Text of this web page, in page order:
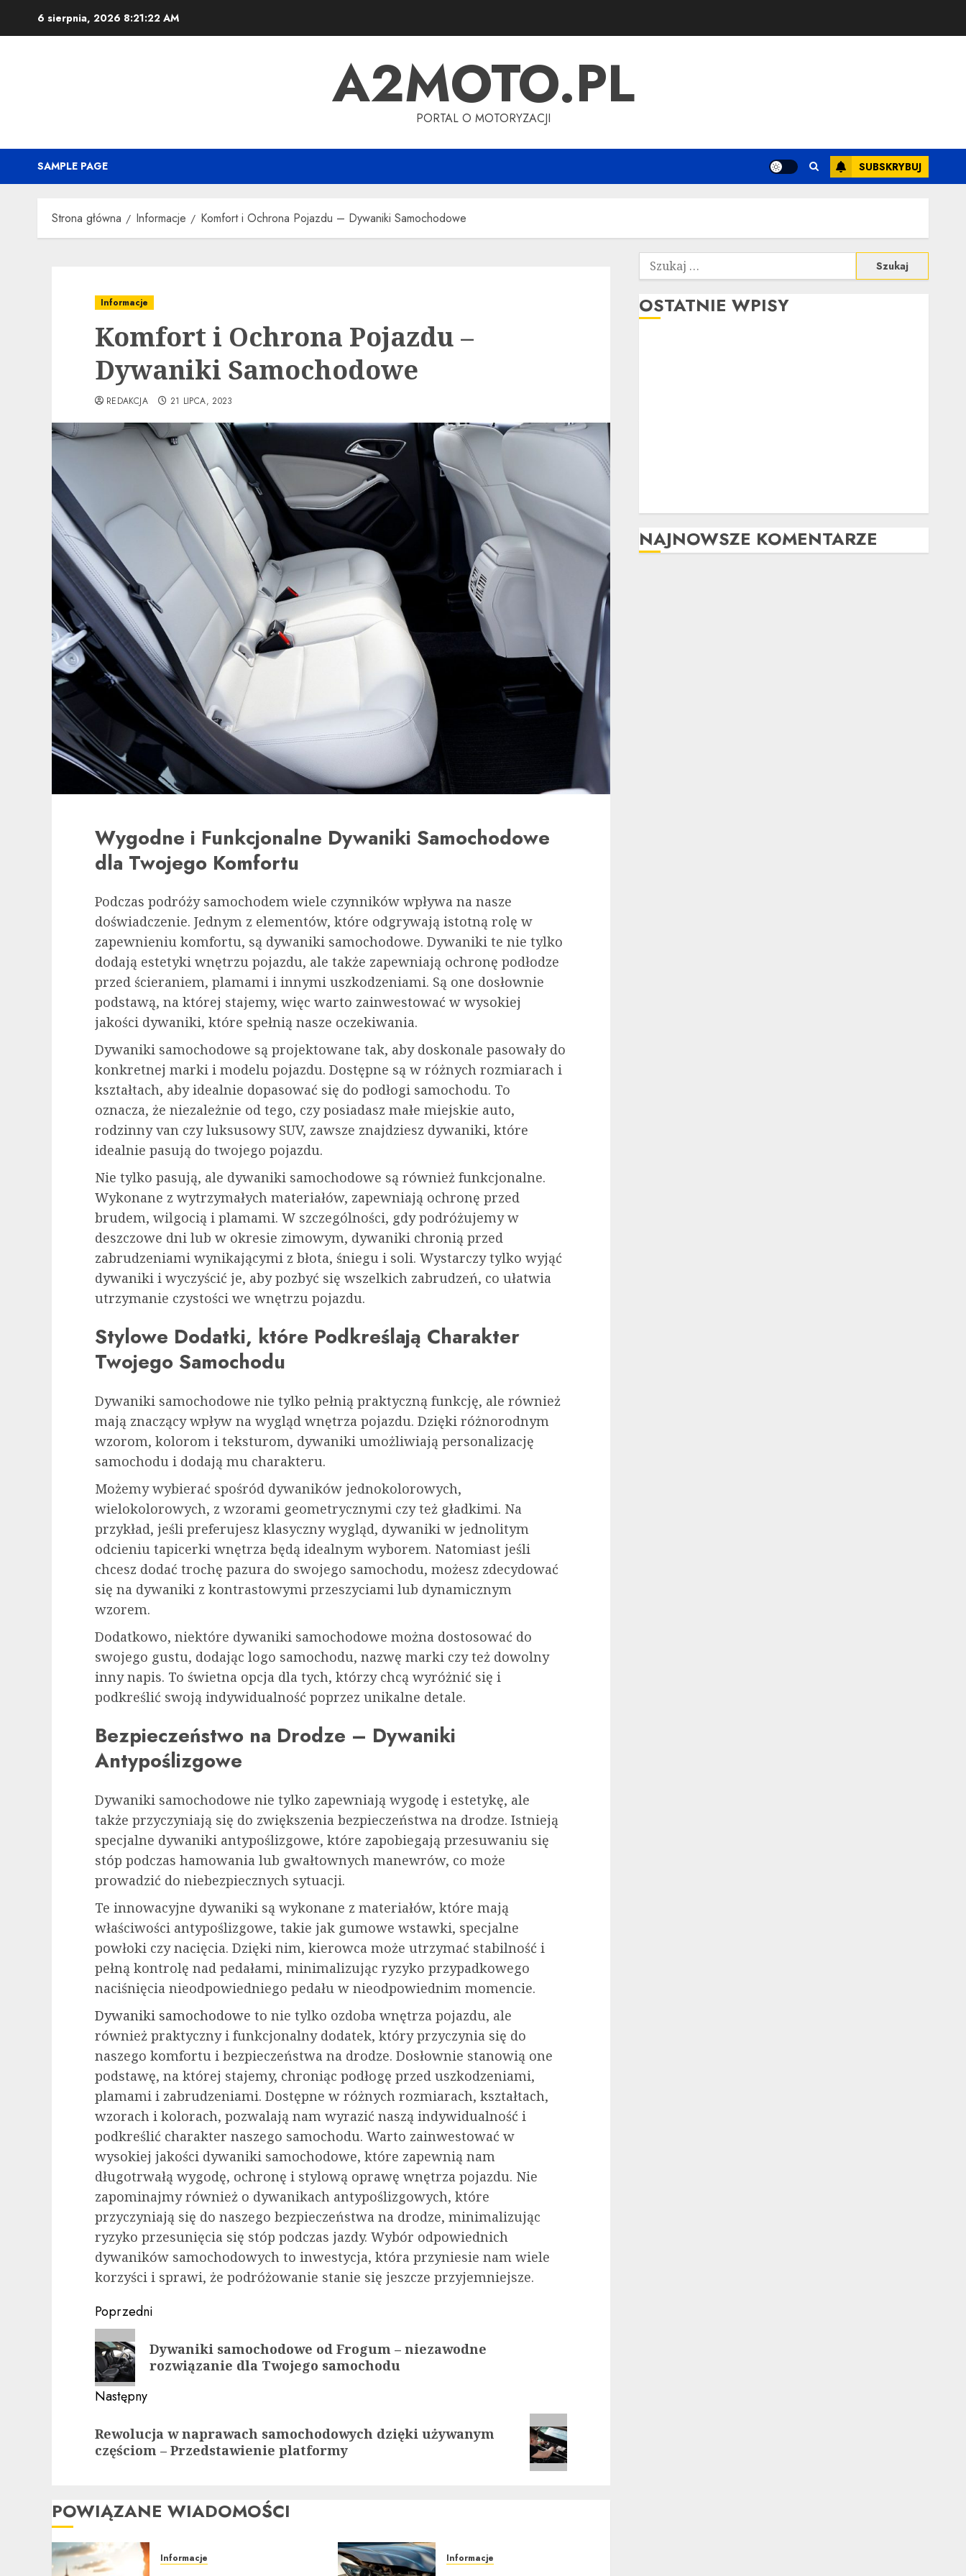
6 sierpnia, 2026 8:21:23 AM
A2MOTO.PL
PORTAL O MOTORYZACJI
SAMPLE PAGE SUBSKRYBUJ
Strona główna Informacje Komfort i Ochrona Pojazdu – Dywaniki Samochodowe
Informacje
Komfort i Ochrona Pojazdu –
Dywaniki Samochodowe
REDAKCJA 21 LIPCA, 2023
Wygodne i Funkcjonalne Dywaniki Samochodowe
dla Twojego Komfortu
Podczas podróży samochodem wiele czynników wpływa na nasze
doświadczenie. Jednym z elementów, które odgrywają istotną rolę w
zapewnieniu komfortu, są dywaniki samochodowe. Dywaniki te nie tylko
dodają estetyki wnętrzu pojazdu, ale także zapewniają ochronę podłodze
przed ścieraniem, plamami i innymi uszkodzeniami. Są one dosłownie
podstawą, na której stajemy, więc warto zainwestować w wysokiej
jakości dywaniki, które spełnią nasze oczekiwania.
Dywaniki samochodowe są projektowane tak, aby doskonale pasowały do
konkretnej marki i modelu pojazdu. Dostępne są w różnych rozmiarach i
kształtach, aby idealnie dopasować się do podłogi samochodu. To
oznacza, że niezależnie od tego, czy posiadasz małe miejskie auto,
rodzinny van czy luksusowy SUV, zawsze znajdziesz dywaniki, które
idealnie pasują do twojego pojazdu.
Nie tylko pasują, ale dywaniki samochodowe są również funkcjonalne.
Wykonane z wytrzymałych materiałów, zapewniają ochronę przed
brudem, wilgocią i plamami. W szczególności, gdy podróżujemy w
deszczowe dni lub w okresie zimowym, dywaniki chronią przed
zabrudzeniami wynikającymi z błota, śniegu i soli. Wystarczy tylko wyjąć
dywaniki i wyczyścić je, aby pozbyć się wszelkich zabrudzeń, co ułatwia
utrzymanie czystości we wnętrzu pojazdu.
Stylowe Dodatki, które Podkreślają Charakter
Twojego Samochodu
Dywaniki samochodowe nie tylko pełnią praktyczną funkcję, ale również
mają znaczący wpływ na wygląd wnętrza pojazdu. Dzięki różnorodnym
wzorom, kolorom i teksturom, dywaniki umożliwiają personalizację
samochodu i dodają mu charakteru.
Możemy wybierać spośród dywaników jednokolorowych,
wielokolorowych, z wzorami geometrycznymi czy też gładkimi. Na
przykład, jeśli preferujesz klasyczny wygląd, dywaniki w jednolitym
odcieniu tapicerki wnętrza będą idealnym wyborem. Natomiast jeśli
chcesz dodać trochę pazura do swojego samochodu, możesz zdecydować
się na dywaniki z kontrastowymi przeszyciami lub dynamicznym
wzorem.
Dodatkowo, niektóre dywaniki samochodowe można dostosować do
swojego gustu, dodając logo samochodu, nazwę marki czy też dowolny
inny napis. To świetna opcja dla tych, którzy chcą wyróżnić się i
podkreślić swoją indywidualność poprzez unikalne detale.
Bezpieczeństwo na Drodze – Dywaniki
Antypoślizgowe
Dywaniki samochodowe nie tylko zapewniają wygodę i estetykę, ale
także przyczyniają się do zwiększenia bezpieczeństwa na drodze. Istnieją
specjalne dywaniki antypoślizgowe, które zapobiegają przesuwaniu się
stóp podczas hamowania lub gwałtownych manewrów, co może
prowadzić do niebezpiecznych sytuacji.
Te innowacyjne dywaniki są wykonane z materiałów, które mają
właściwości antypoślizgowe, takie jak gumowe wstawki, specjalne
powłoki czy nacięcia. Dzięki nim, kierowca może utrzymać stabilność i
pełną kontrolę nad pedałami, minimalizując ryzyko przypadkowego
naciśnięcia nieodpowiedniego pedału w nieodpowiednim momencie.
Dywaniki samochodowe to nie tylko ozdoba wnętrza pojazdu, ale
również praktyczny i funkcjonalny dodatek, który przyczynia się do
naszego komfortu i bezpieczeństwa na drodze. Dosłownie stanowią one
podstawę, na której stajemy, chroniąc podłogę przed uszkodzeniami,
plamami i zabrudzeniami. Dostępne w różnych rozmiarach, kształtach,
wzorach i kolorach, pozwalają nam wyrazić naszą indywidualność i
podkreślić charakter naszego samochodu. Warto zainwestować w
wysokiej jakości dywaniki samochodowe, które zapewnią nam
długotrwałą wygodę, ochronę i stylową oprawę wnętrza pojazdu. Nie
zapominajmy również o dywanikach antypoślizgowych, które
przyczyniają się do naszego bezpieczeństwa na drodze, minimalizując
ryzyko przesunięcia się stóp podczas jazdy. Wybór odpowiednich
dywaników samochodowych to inwestycja, która przyniesie nam wiele
korzyści i sprawi, że podróżowanie stanie się jeszcze przyjemniejsze.
Zobacz
wpisy
Poprzedni
Poprzedni
wpis:
Dywaniki samochodowe od Frogum – niezawodne
rozwiązanie dla Twojego samochodu
Następny
wpis:
Rewolucja w naprawach samochodowych dzięki używanym
częściom – Przedstawienie platformy
POWIĄZANE WIADOMOŚCI
Informacje Informacje
Szukaj:
OSTATNIE WPISY
NAJNOWSZE KOMENTARZE